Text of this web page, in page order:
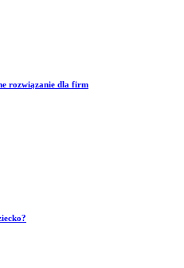
rozwiązanie dla firm